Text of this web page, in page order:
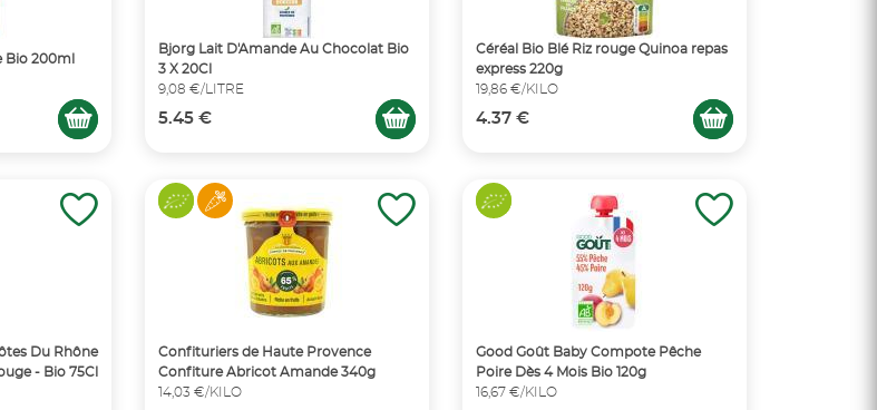
Bio 200ml
Bjorg Lait D'Amande Au Chocolat Bio
3 X 20Cl
9,08 €/LITRE
5.45 €
Céréal Bio Blé Riz rouge Quinoa repas
express 220g
19,86 €/KILO
4.37 €
Du Rhône
- Bio 75Cl
Confituriers de Haute Provence
Confiture Abricot Amande 340g
14,03 €/KILO
Good Goût Baby Compote Pêche
Poire Dès 4 Mois Bio 120g
16,67 €/KILO